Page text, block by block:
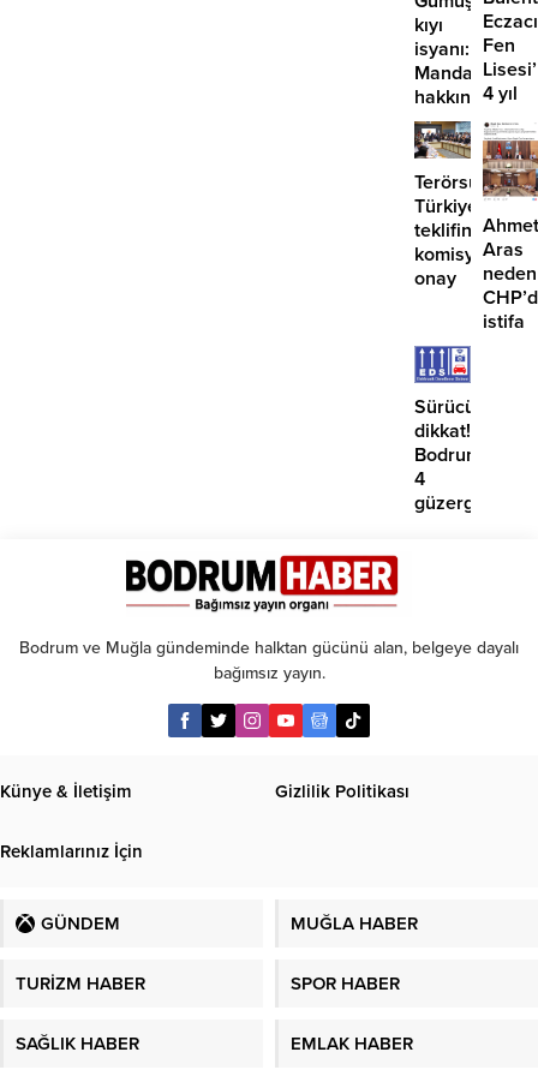
tamamlandı
kıyı
isyanı:
Mandalinci
hakkında
suç
duyurusu
Fen
4 yıl
geçti,
hâlâ
proje
Terörsüz
Türkiye
teklifine
komisyondan
onay
Ahmet
Aras
neden
istifa
Sürücüler
dikkat!
Bodrum’da
4
güzergahta
Bodrum ve Muğla gündeminde halktan gücünü alan, belgeye dayalı
bağımsız yayın.
Künye & İletişim Gizlilik Politikası
Reklamlarınız İçin
GÜNDEM MUĞLA HABER
TURİZM HABER SPOR HABER
SAĞLIK HABER EMLAK HABER